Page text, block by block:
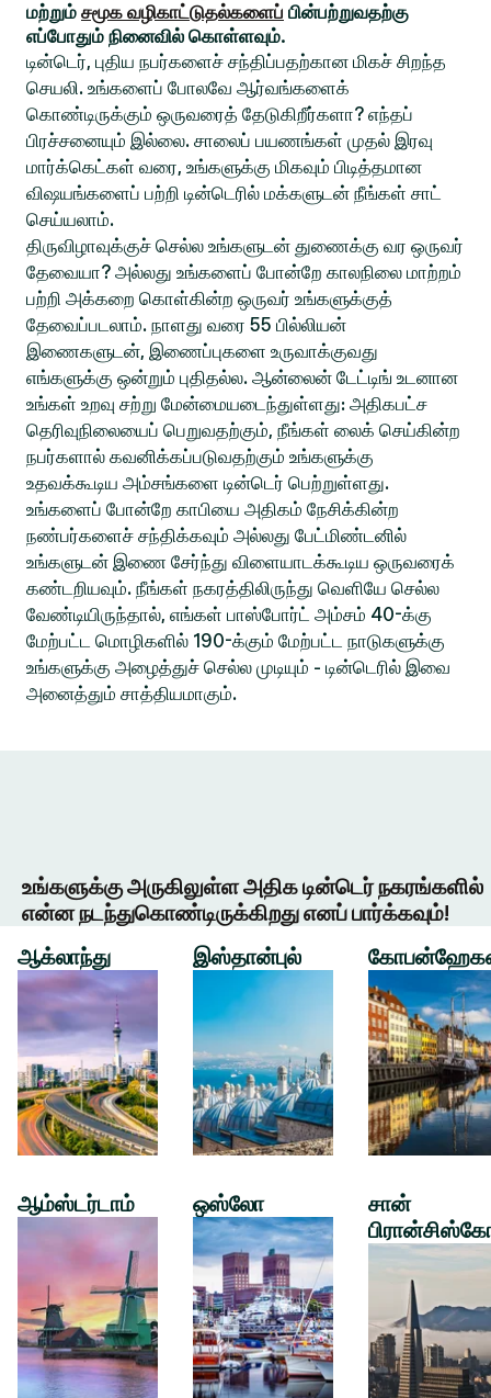
மற்றும் சமூக வழிகாட்டுதல்களைப் பின்பற்றுவதற்கு
எப்போதும் நினைவில் கொள்ளவும்.
டின்டெர், புதிய நபர்களைச் சந்திப்பதற்கான மிகச் சிறந்த
செயலி. உங்களைப் போலவே ஆர்வங்களைக்
கொண்டிருக்கும் ஒருவரைத் தேடுகிறீர்களா? எந்தப்
பிரச்சனையும் இல்லை. சாலைப் பயணங்கள் முதல் இரவு
மார்க்கெட்கள் வரை, உங்களுக்கு மிகவும் பிடித்தமான
விஷயங்களைப் பற்றி டின்டெரில் மக்களுடன் நீங்கள் சாட்
செய்யலாம்.
திருவிழாவுக்குச் செல்ல உங்களுடன் துணைக்கு வர ஒருவர்
தேவையா? அல்லது உங்களைப் போன்றே காலநிலை மாற்றம்
பற்றி அக்கறை கொள்கின்ற ஒருவர் உங்களுக்குத்
தேவைப்படலாம். நாளது வரை 55 பில்லியன்
இணைகளுடன், இணைப்புகளை உருவாக்குவது
எங்களுக்கு ஒன்றும் புதிதல்ல. ஆன்லைன் டேட்டிங் உடனான
உங்கள் உறவு சற்று மேன்மையடைந்துள்ளது: அதிகபட்ச
தெரிவுநிலையைப் பெறுவதற்கும், நீங்கள் லைக் செய்கின்ற
நபர்களால் கவனிக்கப்படுவதற்கும் உங்களுக்கு
உதவக்கூடிய அம்சங்களை டின்டெர் பெற்றுள்ளது.
உங்களைப் போன்றே காபியை அதிகம் நேசிக்கின்ற
நண்பர்களைச் சந்திக்கவும் அல்லது பேட்மிண்டனில்
உங்களுடன் இணை சேர்ந்து விளையாடக்கூடிய ஒருவரைக்
கண்டறியவும். நீங்கள் நகரத்திலிருந்து வெளியே செல்ல
வேண்டியிருந்தால், எங்கள் பாஸ்போர்ட் அம்சம் 40-க்கு
மேற்பட்ட மொழிகளில் 190-க்கும் மேற்பட்ட நாடுகளுக்கு
உங்களுக்கு அழைத்துச் செல்ல முடியும் - டின்டெரில் இவை
அனைத்தும் சாத்தியமாகும்.
உங்களுக்கு அருகிலுள்ள அதிக டின்டெர் நகரங்களில்
என்ன நடந்துகொண்டிருக்கிறது எனப் பார்க்கவும்!
ஆக்லாந்து
ஆம்ஸ்டர்டாம்
இஸ்தான்புல்
ஒஸ்லோ
சான்